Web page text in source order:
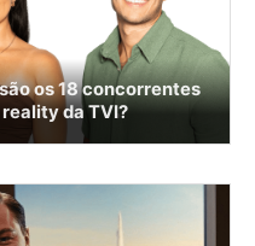
os 18 concorrentes
da TVI?